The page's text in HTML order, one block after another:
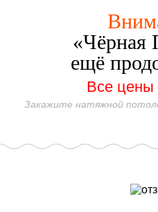
«Чёрная
ещё
Все цены
Закажите натяжной